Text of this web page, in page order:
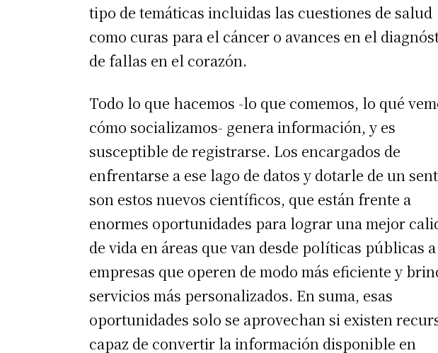
tipo de temáticas incluidas las cuestiones de salud
como curas para el cáncer o avances en el
de fallas en el corazón.
Todo lo que hacemos -lo que comemos, lo qué
cómo socializamos- genera información, y es
susceptible de registrarse. Los encargados de
enfrentarse a ese lago de datos y dotarle de un
son estos nuevos científicos, que están frente a
enormes oportunidades para lograr una mejor
de vida en áreas que van desde políticas públicas a
empresas que operen de modo más eficiente y
servicios más personalizados. En suma, esas
oportunidades solo se aprovechan si existen
capaz de convertir la información disponible en